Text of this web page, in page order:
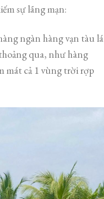
sự lãng mạn:
ngàn hàng vạn tàu lá
qua, như hàng
mát cả 1 vùng trời rợp